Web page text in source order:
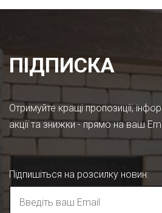
ПІДПИСКА
Отримуйте кращі пропозиції,
акції та знижки - прямо на ваш
Підпишіться на розсилку новин: